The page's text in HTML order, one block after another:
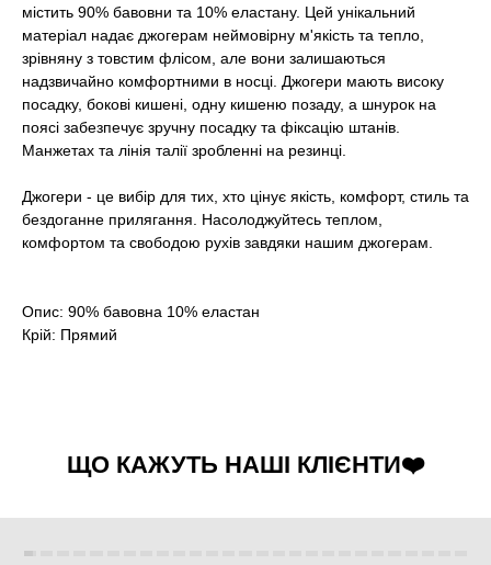
містить 90% бавовни та 10% еластану. Цей унікальний
матеріал надає джогерам неймовірну м'якість та тепло,
зрівняну з товстим флісом, але вони залишаються
надзвичайно комфортними в носці. Джогери мають високу
посадку, бокові кишені, одну кишеню позаду, а шнурок на
поясі забезпечує зручну посадку та фіксацію штанів.
Манжетах та лінія талії зробленні на резинці.
Джогери - це вибір для тих, хто цінує якість, комфорт, стиль та
бездоганне прилягання. Насолоджуйтесь теплом,
комфортом та свободою рухів завдяки нашим джогерам.
Опис: 90% бавовна 10% еластан
Крій: Прямий
ЩО КАЖУТЬ НАШІ КЛІЄНТИ❤️